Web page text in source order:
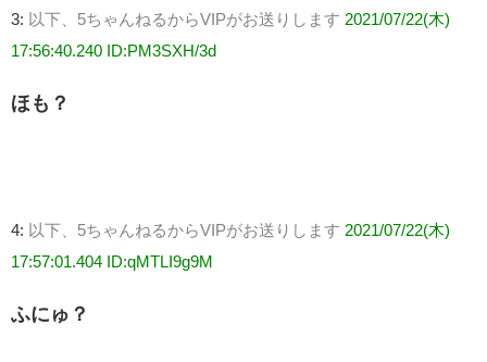
3: 以下、5ちゃんねるからVIPがお送りします 2021/07/22(木)
17:56:40.240 ID:PM3SXH/3d
ほも？
4: 以下、5ちゃんねるからVIPがお送りします 2021/07/22(木)
17:57:01.404 ID:qMTLI9g9M
ふにゅ？